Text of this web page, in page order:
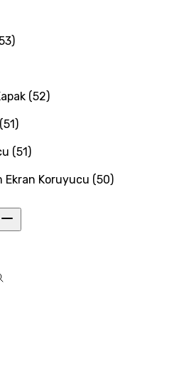
)
(52)
(51)
(51)
Koruyucu (50)